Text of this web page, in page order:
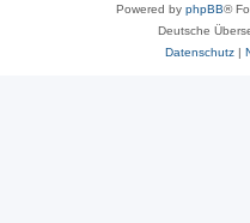
Powered by phpBB®
Deutsche
Datenschutz|